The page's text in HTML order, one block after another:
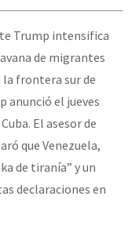
Trump intensifica
de migrantes
la frontera sur de
anunció el jueves
El asesor de
que Venezuela,
de tiranía” y un
declaraciones en